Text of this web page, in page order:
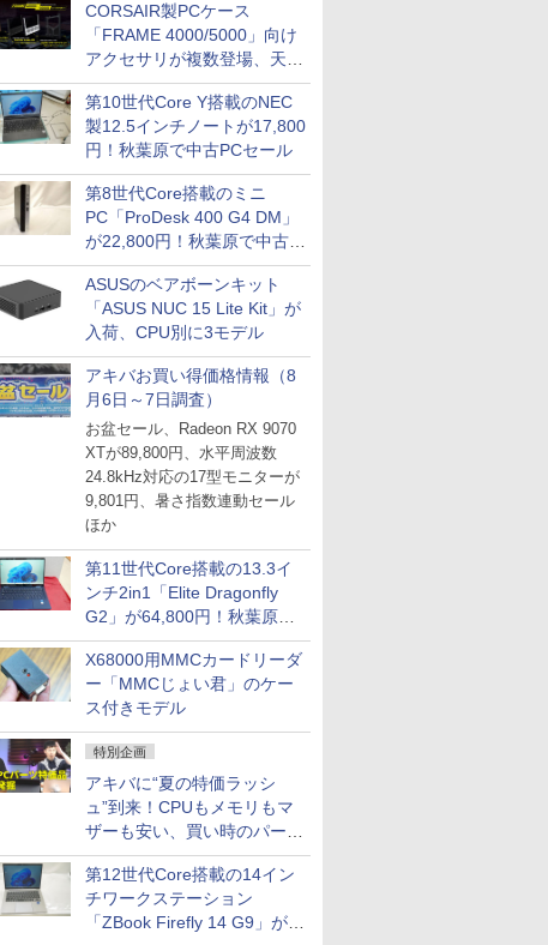
CORSAIR製PCケース
「FRAME 4000/5000」向け
アクセサリが複数登場、天然
木製パネルや背面コネクタ対
応トレイなど
第10世代Core Y搭載のNEC
製12.5インチノートが17,800
円！秋葉原で中古PCセール
第8世代Core搭載のミニ
PC「ProDesk 400 G4 DM」
が22,800円！秋葉原で中古
PCセール
ASUSのベアボーンキット
「ASUS NUC 15 Lite Kit」が
入荷、CPU別に3モデル
アキバお買い得価格情報（8
月6日～7日調査）
お盆セール、Radeon RX 9070
XTが89,800円、水平周波数
24.8kHz対応の17型モニターが
9,801円、暑さ指数連動セール
ほか
第11世代Core搭載の13.3イ
ンチ2in1「Elite Dragonfly
G2」が64,800円！秋葉原で
中古PCセール
X68000用MMCカードリーダ
ー「MMCじょい君」のケー
ス付きモデル
特別企画
アキバに“夏の特価ラッシ
ュ”到来！CPUもメモリもマ
ザーも安い、買い時のパーツ
は？【8月7日(金)22時配信】
第12世代Core搭載の14イン
チワークステーション
「ZBook Firefly 14 G9」が